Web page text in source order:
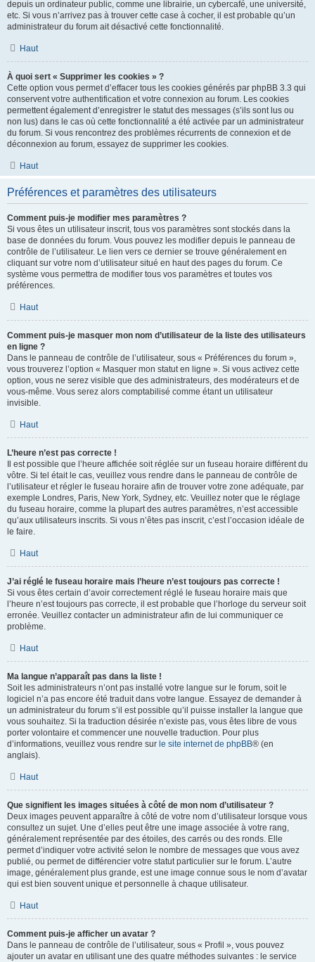
depuis un ordinateur public, comme une librairie, un cybercafé, une université,
etc. Si vous n’arrivez pas à trouver cette case à cocher, il est probable qu’un
administrateur du forum ait désactivé cette fonctionnalité.
Haut
À quoi sert « Supprimer les cookies » ?
Cette option vous permet d’effacer tous les cookies générés par phpBB 3.3 qui
conservent votre authentification et votre connexion au forum. Les cookies
permettent également d’enregistrer le statut des messages (s’ils sont lus ou
non lus) dans le cas où cette fonctionnalité a été activée par un administrateur
du forum. Si vous rencontrez des problèmes récurrents de connexion et de
déconnexion au forum, essayez de supprimer les cookies.
Haut
Préférences et paramètres des utilisateurs
Comment puis-je modifier mes paramètres ?
Si vous êtes un utilisateur inscrit, tous vos paramètres sont stockés dans la
base de données du forum. Vous pouvez les modifier depuis le panneau de
contrôle de l’utilisateur. Le lien vers ce dernier se trouve généralement en
cliquant sur votre nom d’utilisateur situé en haut des pages du forum. Ce
système vous permettra de modifier tous vos paramètres et toutes vos
préférences.
Haut
Comment puis-je masquer mon nom d’utilisateur de la liste des utilisateurs
en ligne ?
Dans le panneau de contrôle de l’utilisateur, sous « Préférences du forum »,
vous trouverez l’option « Masquer mon statut en ligne ». Si vous activez cette
option, vous ne serez visible que des administrateurs, des modérateurs et de
vous-même. Vous serez alors comptabilisé comme étant un utilisateur
invisible.
Haut
L’heure n’est pas correcte !
Il est possible que l’heure affichée soit réglée sur un fuseau horaire différent du
vôtre. Si tel était le cas, veuillez vous rendre dans le panneau de contrôle de
l’utilisateur et régler le fuseau horaire afin de trouver votre zone adéquate, par
exemple Londres, Paris, New York, Sydney, etc. Veuillez noter que le réglage
du fuseau horaire, comme la plupart des autres paramètres, n’est accessible
qu’aux utilisateurs inscrits. Si vous n’êtes pas inscrit, c’est l’occasion idéale de
le faire.
Haut
J’ai réglé le fuseau horaire mais l’heure n’est toujours pas correcte !
Si vous êtes certain d’avoir correctement réglé le fuseau horaire mais que
l’heure n’est toujours pas correcte, il est probable que l’horloge du serveur soit
erronée. Veuillez contacter un administrateur afin de lui communiquer ce
problème.
Haut
Ma langue n’apparaît pas dans la liste !
Soit les administrateurs n’ont pas installé votre langue sur le forum, soit le
logiciel n’a pas encore été traduit dans votre langue. Essayez de demander à
un administrateur du forum s’il est possible qu’il puisse installer la langue que
vous souhaitez. Si la traduction désirée n’existe pas, vous êtes libre de vous
porter volontaire et commencer une nouvelle traduction. Pour plus
d’informations, veuillez vous rendre sur le site internet de phpBB® (en
anglais).
Haut
Que signifient les images situées à côté de mon nom d’utilisateur ?
Deux images peuvent apparaître à côté de votre nom d’utilisateur lorsque vous
consultez un sujet. Une d’elles peut être une image associée à votre rang,
généralement représentée par des étoiles, des carrés ou des ronds. Elle
permet d’indiquer votre activité selon le nombre de messages que vous avez
publié, ou permet de différencier votre statut particulier sur le forum. L’autre
image, généralement plus grande, est une image connue sous le nom d’avatar
qui est bien souvent unique et personnelle à chaque utilisateur.
Haut
Comment puis-je afficher un avatar ?
Dans le panneau de contrôle de l’utilisateur, sous « Profil », vous pouvez
ajouter un avatar en utilisant une des quatre méthodes suivantes : le service